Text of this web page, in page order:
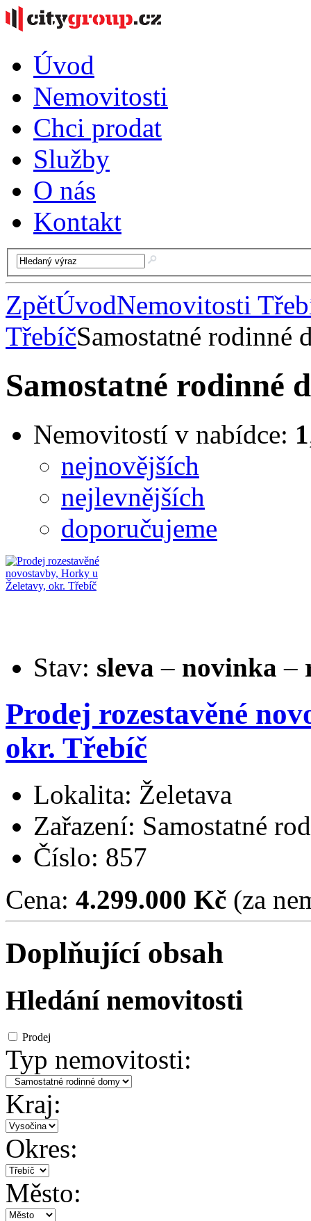
Úvod
Nemovitosti
Chci prodat
Služby
O nás
Kontakt
ZpětÚvodNemovitosti
TřebíčSamostatné rodinné
Samostatné rodinné
Nemovitostí v nabídce: 1
nejnovějších
nejlevnějších
doporučujeme
Stav: sleva – novinka –
Prodej rozestavěné
okr. Třebíč
Lokalita: Želetava
Zařazení: Samostatné
Číslo: 857
Cena: 4.299.000 Kč (za
Doplňující obsah
Hledání nemovitosti
Prodej
Typ nemovitosti:
Kraj:
Okres:
Město: